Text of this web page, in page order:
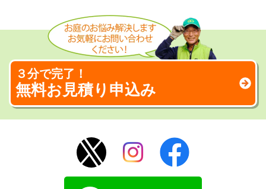
３分で完了！
無料お見積り申込み